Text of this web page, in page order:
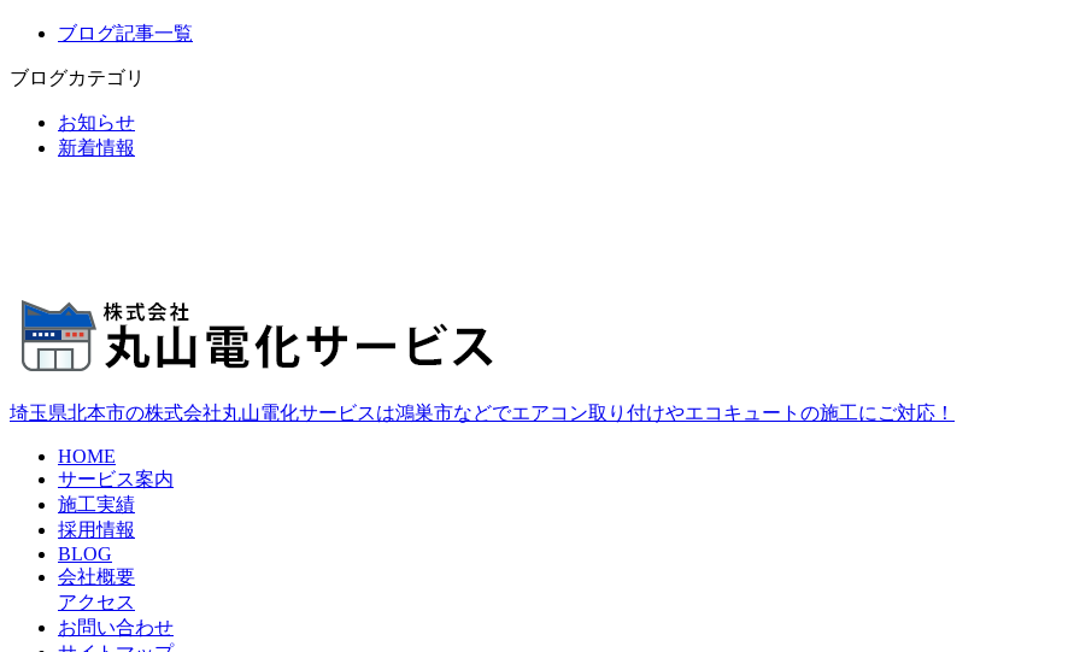
ブログ記事一覧
ブログカテゴリ
お知らせ
新着情報
埼玉県北本市の株式会社丸山電化サービスは鴻巣市などでエアコン取り付けやエコキュートの施工にご対応！
HOME
サービス案内
施工実績
採用情報
BLOG
会社概要
アクセス
お問い合わせ